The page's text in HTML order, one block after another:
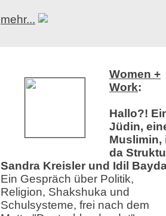
mehr...
Women +
Work:
Hallo?!
Jüdin,
Muslimin,
da
Sandra Kreisler und Idil
Ein Gespräch über Politik,
Religion, Shakshuka und
Schulsysteme, frei nach dem